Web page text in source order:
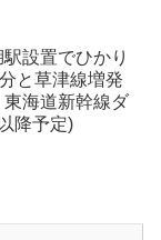
設置でひかり
と草津線増発
海道新幹線ダ
降予定)